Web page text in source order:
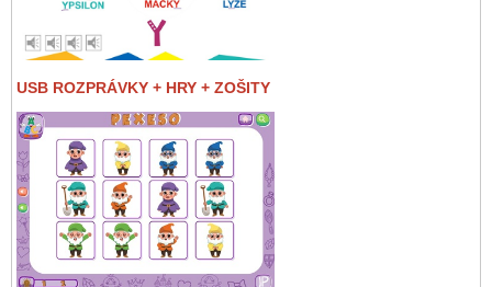
USB ROZPRÁVKY + HRY + ZOŠITY